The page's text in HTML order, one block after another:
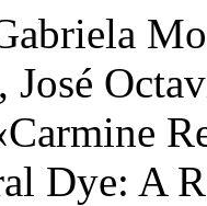
José
Dye: A